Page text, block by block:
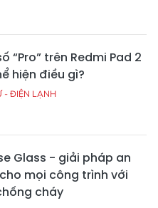
“Pro” trên Redmi Pad 2
hiện điều gì?
- ĐIỆN LẠNH
Glass - giải pháp an
mọi công trình với
cháy